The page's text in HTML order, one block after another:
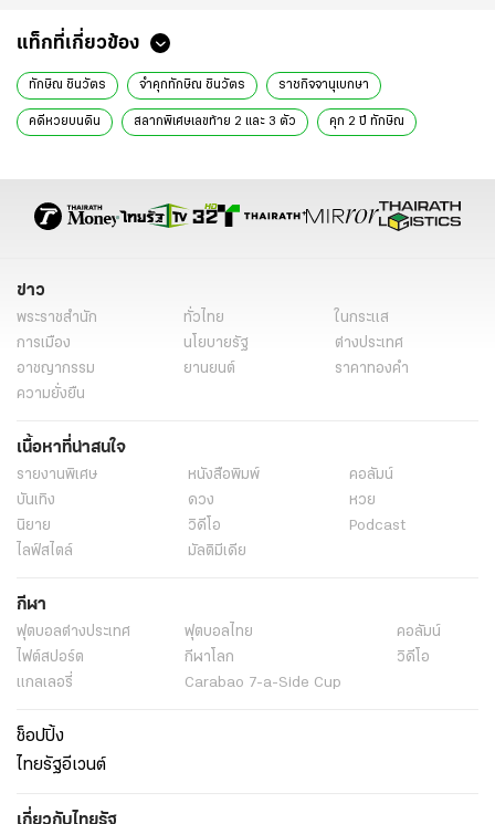
แท็กที่เกี่ยวข้อง
ทักษิณ ชินวัตร จำคุกทักษิณ ชินวัตร ราชกิจจานุเบกษา
คดีหวยบนดิน สลากพิเศษเลขท้าย 2 และ 3 ตัว คุก 2 ปี ทักษิณ
ข่าว
พระราชสำนัก ทั่วไทย
ในกระแส
การเมือง
นโยบายรัฐ
ต่างประเทศ
อาชญากรรม
ยานยนต์
ราคาทองคำ
ความยั่งยืน
เนื้อหาที่น่าสนใจ
รายงานพิเศษ หนังสือพิมพ์
คอลัมน์
บันเทิง
ดวง
หวย
นิยาย
วิดีโอ
Podcast
ไลฟ์สไตล์
มัลติมีเดีย
กีฬา
ฟุตบอลต่่างประเทศ ฟุตบอลไทย
คอลัมน์
ไฟต์สปอร์ต
กีฬาโลก
วิดีโอ
แกลเลอรี่
Carabao 7-a-Side Cup
ช็อปปิ้ง
ไทยรัฐอีเวนต์
เกี่ยวกับไทยรัฐ